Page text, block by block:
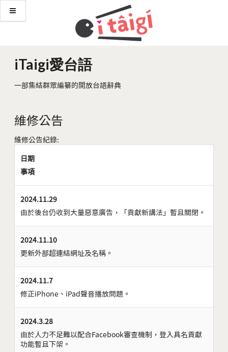
iTaigi愛台語
一部集結群眾編纂的開放台語辭典
維修公告
維修公告紀錄:
日期
事項
2024.11.29
由於後台仍收到大量惡意廣告，「貢獻新講法」暫且關閉。
2024.11.10
更新外部超連結網址及名稱。
2024.11.7
修正iPhone、iPad聲音播放問題。
2024.3.28
由於人力不足難以配合Facebook審查機制，登入具名貢獻
功能暫且下架。